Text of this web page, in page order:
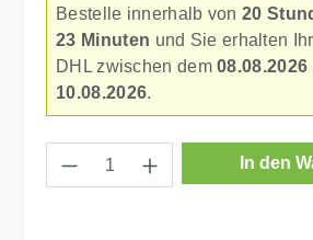
Bestelle innerhalb von 20
23 Minuten und Sie erhalten
DHL zwischen dem08.08.2026
10.08.2026.
Produkt Anzahl: Gib
In den